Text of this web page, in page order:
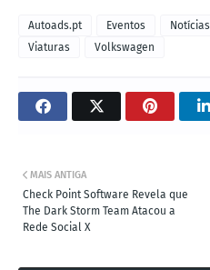
Autoads.pt Eventos Notícias
Viaturas
Volkswagen
MAIS ANTIGA
Check Point Software Revela que
The Dark Storm Team Atacou a
Rede Social X